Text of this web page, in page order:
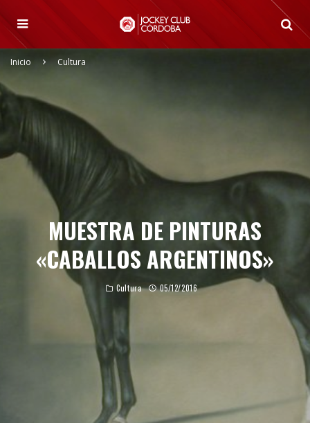
Inicio Cultura
MUESTRA DE PINTURAS
«CABALLOS ARGENTINOS»
Cultura 05/12/2016